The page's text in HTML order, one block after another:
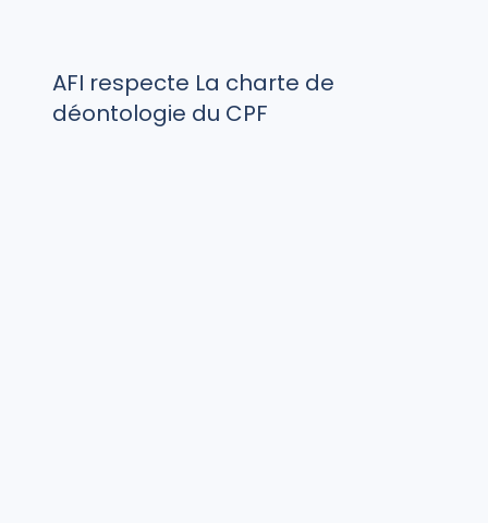
AFI respecte La charte de
déontologie du CPF